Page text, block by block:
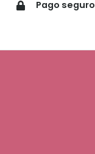
Pago seguro